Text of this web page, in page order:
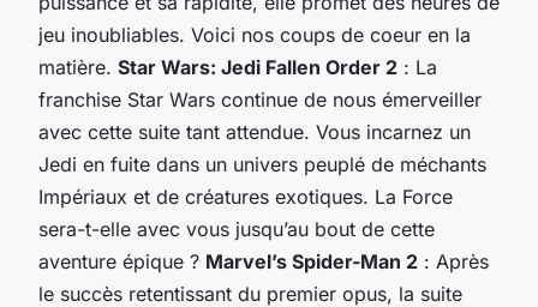
jeu inoubliables. Voici nos coups de coeur en la
matière. Star Wars: Jedi Fallen Order 2 : La
franchise Star Wars continue de nous émerveiller
avec cette suite tant attendue. Vous incarnez un
Jedi en fuite dans un univers peuplé de méchants
Impériaux et de créatures exotiques. La Force
sera-t-elle avec vous jusqu’au bout de cette
aventure épique ? Marvel’s Spider-Man 2 : Après
le succès retentissant du premier opus, la suite